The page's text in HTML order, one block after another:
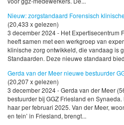
Nieuw: zorgstandaard Forensisch
(20,433 x gelezen)
3 december 2024 - Het Expertisecentrum
heeft samen met een werkgroep van
klinische zorg ontwikkeld, die vandaag is
Standaarden. Deze nieuwe standaard
Gerda van der Meer nieuwe bestuurder
(20,207 x gelezen)
3 december 2024 - Gerda van der Meer
bestuurder bij GGZ Friesland en
haar per februari 2025. Van der Meer,
en tein’ in Friesland, brengt...